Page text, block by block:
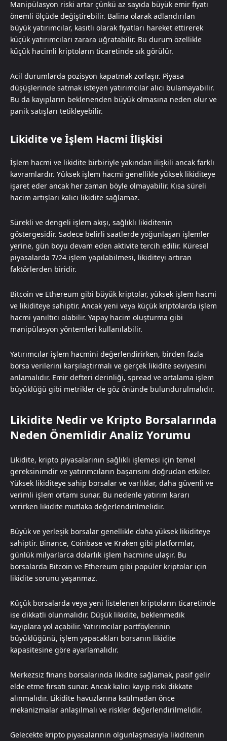
Manipülasyon riski artar çünkü az sayıda büyük emir fiyatı
önemli ölçüde değiştirebilir. Balina olarak adlandırılan
büyük yatırımcılar, kasıtlı olarak fiyatları hareket ettirerek
küçük yatırımcıları zarara uğratabilir. Bu durum özellikle
küçük hacimli kriptoların ticaretinde sık görülür.
Acil durumlarda pozisyon kapatmak zorlaşır. Piyasa
düşüşlerinde satmak isteyen yatırımcılar alıcı bulamayabilir.
Bu da kayıpların beklenenden büyük olmasına neden olur ve
panik satışları tetikleyebilir.
Likidite ve İşlem Hacmi İlişkisi
İşlem hacmi ve likidite birbiriyle yakından ilişkili ancak farklı
kavramlardır. Yüksek işlem hacmi genellikle yüksek likiditeye
işaret eder ancak her zaman böyle olmayabilir. Kısa süreli
hacim artışları kalıcı likidite sağlamaz.
Sürekli ve dengeli işlem akışı, sağlıklı likiditenin
göstergesidir. Sadece belirli saatlerde yoğunlaşan işlemler
yerine, gün boyu devam eden aktivite tercih edilir. Küresel
piyasalarda 7/24 işlem yapılabilmesi, likiditeyi artıran
faktörlerden biridir.
Bitcoin ve Ethereum gibi büyük kriptolar, yüksek işlem hacmi
ve likiditeye sahiptir. Ancak yeni veya küçük kriptolarda işlem
hacmi yanıltıcı olabilir. Yapay hacim oluşturma gibi
manipülasyon yöntemleri kullanılabilir.
Yatırımcılar işlem hacmini değerlendirirken, birden fazla
borsa verilerini karşılaştırmalı ve gerçek likidite seviyesini
anlamalıdır. Emir defteri derinliği, spread ve ortalama işlem
büyüklüğü gibi metrikler de göz önünde bulundurulmalıdır.
Likidite Nedir ve Kripto Borsalarında
Neden Önemlidir Analiz Yorumu
Likidite, kripto piyasalarının sağlıklı işlemesi için temel
gereksinimdir ve yatırımcıların başarısını doğrudan etkiler.
Yüksek likiditeye sahip borsalar ve varlıklar, daha güvenli ve
verimli işlem ortamı sunar. Bu nedenle yatırım kararı
verirken likidite mutlaka değerlendirilmelidir.
Büyük ve yerleşik borsalar genellikle daha yüksek likiditeye
sahiptir. Binance, Coinbase ve Kraken gibi platformlar,
günlük milyarlarca dolarlık işlem hacmine ulaşır. Bu
borsalarda Bitcoin ve Ethereum gibi popüler kriptolar için
likidite sorunu yaşanmaz.
Küçük borsalarda veya yeni listelenen kriptoların ticaretinde
ise dikkatli olunmalıdır. Düşük likidite, beklenmedik
kayıplara yol açabilir. Yatırımcılar portföylerinin
büyüklüğünü, işlem yapacakları borsanın likidite
kapasitesine göre ayarlamalıdır.
Merkezsiz finans borsalarında likidite sağlamak, pasif gelir
elde etme fırsatı sunar. Ancak kalıcı kayıp riski dikkate
alınmalıdır. Likidite havuzlarına katılmadan önce
mekanizmalar anlaşılmalı ve riskler değerlendirilmelidir.
Gelecekte kripto piyasalarının olgunlaşmasıyla likiditenin